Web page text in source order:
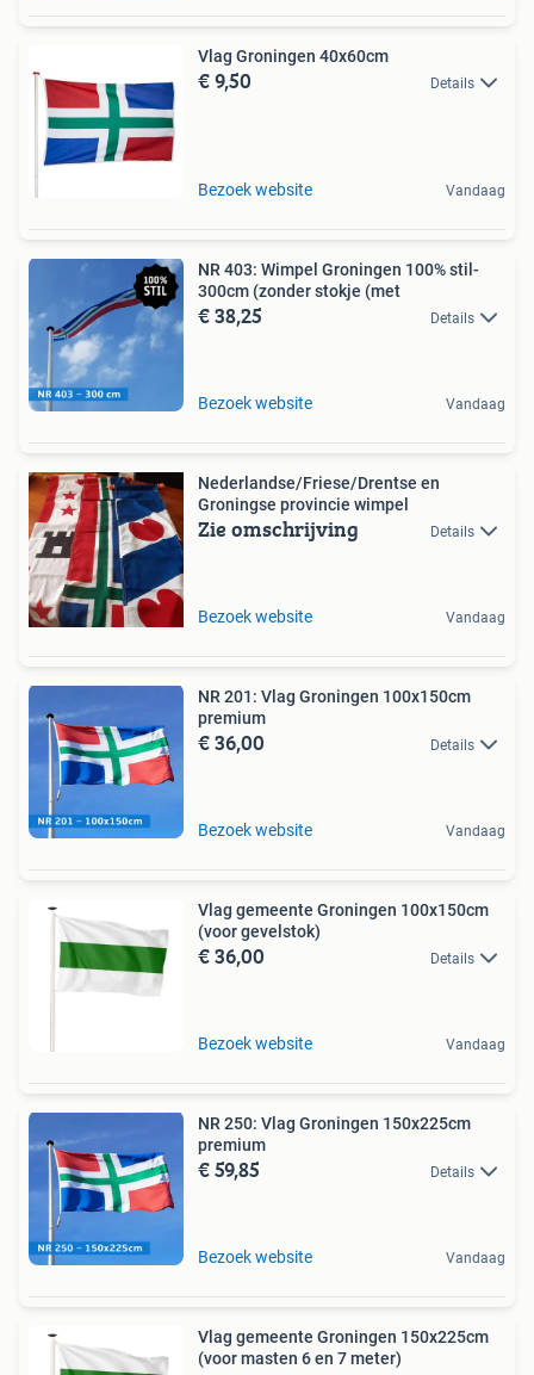
Vlag Groningen 40x60cm
€ 9,50 Details
Bezoek website Vandaag
NR 403: Wimpel Groningen 100% stil-
300cm (zonder stokje (met
€ 38,25 Details
Bezoek website Vandaag
Nederlandse/Friese/Drentse en
Groningse provincie wimpel
Zie omschrijving Details
Bezoek website Vandaag
NR 201: Vlag Groningen 100x150cm
premium
€ 36,00 Details
Bezoek website Vandaag
Vlag gemeente Groningen 100x150cm
(voor gevelstok)
€ 36,00 Details
Bezoek website Vandaag
NR 250: Vlag Groningen 150x225cm
premium
€ 59,85 Details
Bezoek website Vandaag
Vlag gemeente Groningen 150x225cm
(voor masten 6 en 7 meter)